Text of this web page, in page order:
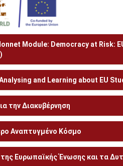
Module: Democracy at Risk:
and Learning about EU
την Διακυβέρνηση
Αναπτυγμένο Κόσμο
Ευρωπαϊκής Ένωσης και τα